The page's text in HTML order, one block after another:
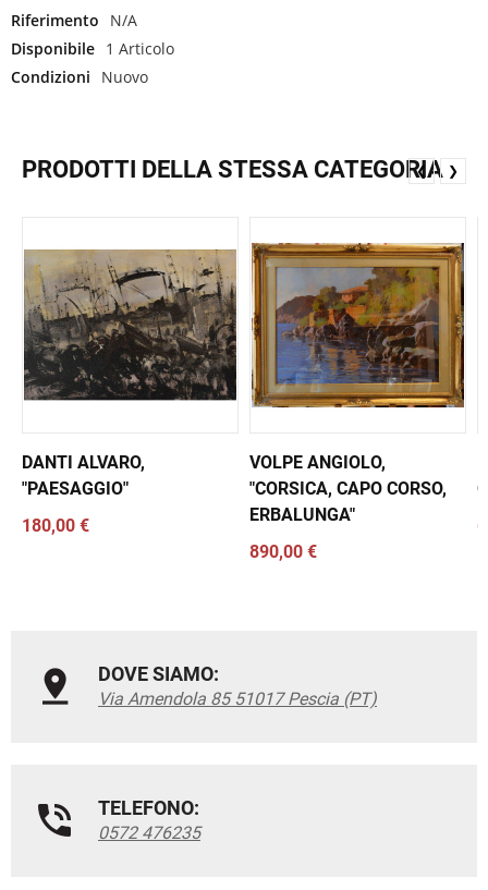
Riferimento
N/A
Disponibile 1 Articolo
Condizioni
Nuovo
PRODOTTI DELLA STESSA CATEGORIA
DANTI ALVARO,
"PAESAGGIO"
180,00 €
VOLPE ANGIOLO,
"CORSICA, CAPO CORSO,
ERBALUNGA"
890,00 €
❮ ❯
DOVE SIAMO:
Via Amendola 85 51017 Pescia (PT)
TELEFONO:
0572 476235